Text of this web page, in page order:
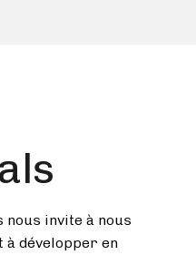
nous invite à nous
développer en